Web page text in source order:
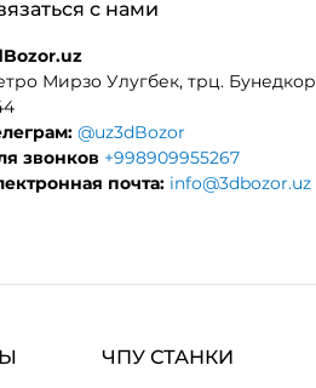
с нами
Мирзо Улугбек, трц. Бунедкор
@uz3dBozor
звонков +998909955267
почта: info@3dbozor.uz
ЧПУ СТАНКИ